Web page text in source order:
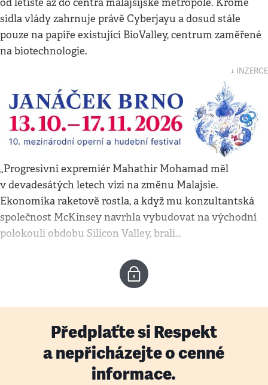
od letiště až do centra malajsijské metropole. Kromě
sídla vlády zahrnuje právě Cyberjayu a dosud stále
pouze na papíře existující BioValley, centrum zaměřené
na biotechnologie.
↓ INZERCE
„Progresivní expremiér Mahathir Mohamad měl
v devadesátých letech vizi na změnu Malajsie.
Ekonomika raketově rostla, a když mu konzultantská
společnost McKinsey navrhla vybudovat na východní
polokouli obdobu Silicon Valley, brali…
Předplaťte si Respekt
a nepřicházejte o cenné
informace.